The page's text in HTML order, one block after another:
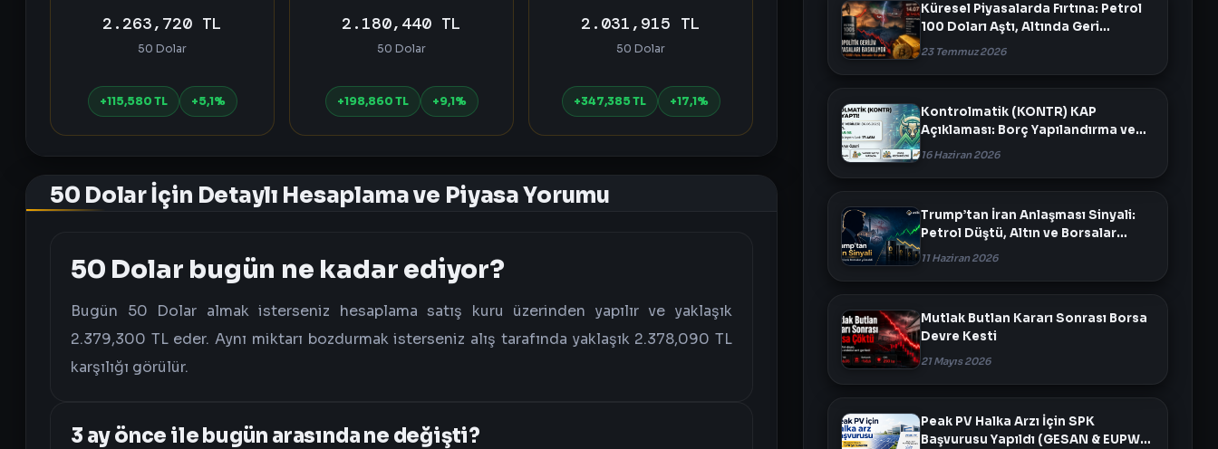
2.263,720 TL
50 Dolar
+115,580 TL +5,1%
2.180,440 TL
50 Dolar
+198,860 TL +9,1%
2.031,915 TL
50 Dolar
+347,385 TL +17,1%
50 Dolar İçin Detaylı Hesaplama ve Piyasa Yorumu
50 Dolar bugün ne kadar ediyor?
Bugün 50 Dolar almak isterseniz hesaplama satış kuru üzerinden yapılır ve yaklaşık
2.379,300 TL eder. Aynı miktarı bozdurmak isterseniz alış tarafında yaklaşık 2.378,090 TL
karşılığı görülür.
3 ay önce ile bugün arasında ne değişti?
Küresel Piyasalarda Fırtına: Petrol
100 Doları Aştı, Altında Geri
Çekilme!
23 Temmuz 2026
Kontrolmatik (KONTR) KAP
Açıklaması: Borç Yapılandırma ve
Varlık Satışı Masada
16 Haziran 2026
Trump’tan İran Anlaşması Sinyali:
Petrol Düştü, Altın ve Borsalar
Yükseldi
11 Haziran 2026
Mutlak Butlan Kararı Sonrası Borsa
Devre Kesti
21 Mayıs 2026
Peak PV Halka Arzı İçin SPK
Başvurusu Yapıldı (GESAN & EUPWR